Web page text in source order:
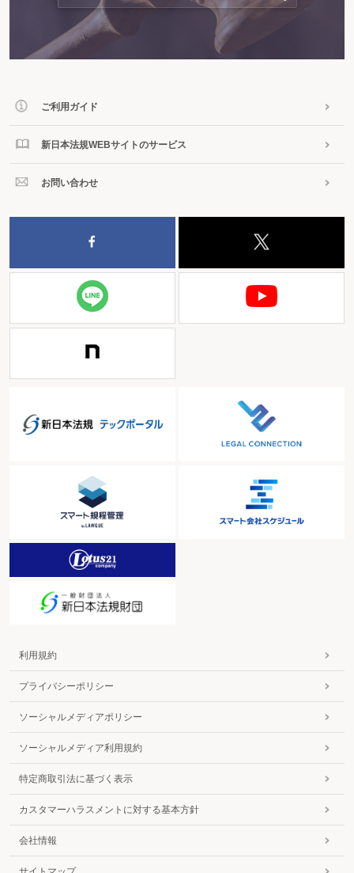
ご利用ガイド
新日本法規WEBサイトのサービス
お問い合わせ
利用規約
プライバシーポリシー
ソーシャルメディアポリシー
ソーシャルメディア利用規約
特定商取引法に基づく表示
カスタマーハラスメントに対する基本方針
会社情報